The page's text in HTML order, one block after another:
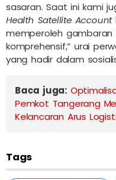
sasaran. Saat ini kami
Health Satellite Account
memperoleh gambaran
komprehensif,” urai
yang hadir dalam
Baca juga:
Pemkot Tangerang
Kelancaran Arus
Tags